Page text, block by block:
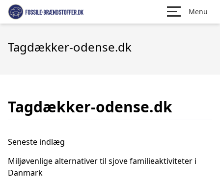
Menu
Tagdækker-odense.dk
Tagdækker-odense.dk
Seneste indlæg
Miljøvenlige alternativer til sjove familieaktiviteter i
Danmark